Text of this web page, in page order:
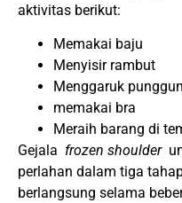
aktivitas berikut:
Memakai baju
Menyisir rambut
Menggaruk
memakai bra
Meraih barang di
Gejala frozen shoulder
perlahan dalam tiga
berlangsung selama